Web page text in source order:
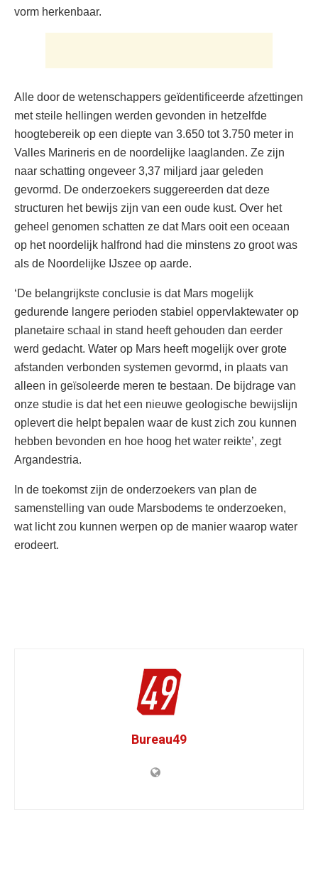
vorm herkenbaar.
Alle door de wetenschappers geïdentificeerde afzettingen
met steile hellingen werden gevonden in hetzelfde
hoogtebereik op een diepte van 3.650 tot 3.750 meter in
Valles Marineris en de noordelijke laaglanden. Ze zijn
naar schatting ongeveer 3,37 miljard jaar geleden
gevormd. De onderzoekers suggereerden dat deze
structuren het bewijs zijn van een oude kust. Over het
geheel genomen schatten ze dat Mars ooit een oceaan
op het noordelijk halfrond had die minstens zo groot was
als de Noordelijke IJszee op aarde.
‘De belangrijkste conclusie is dat Mars mogelijk
gedurende langere perioden stabiel oppervlaktewater op
planetaire schaal in stand heeft gehouden dan eerder
werd gedacht. Water op Mars heeft mogelijk over grote
afstanden verbonden systemen gevormd, in plaats van
alleen in geïsoleerde meren te bestaan. De bijdrage van
onze studie is dat het een nieuwe geologische bewijslijn
oplevert die helpt bepalen waar de kust zich zou kunnen
hebben bevonden en hoe hoog het water reikte’, zegt
Argandestria.
In de toekomst zijn de onderzoekers van plan de
samenstelling van oude Marsbodems te onderzoeken,
wat licht zou kunnen werpen op de manier waarop water
erodeert.
Bureau49